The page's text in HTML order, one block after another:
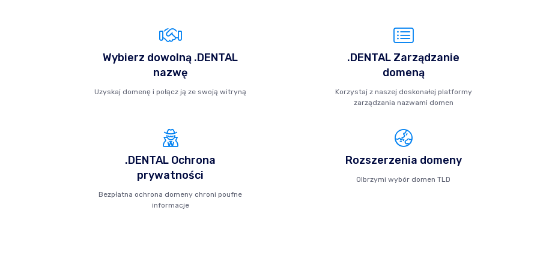
Wybierz dowolną .DENTAL
nazwę
Uzyskaj domenę i połącz ją ze swoją witryną
.DENTAL Zarządzanie
domeną
Korzystaj z naszej doskonałej platformy
zarządzania nazwami domen
.DENTAL Ochrona
prywatności
Bezpłatna ochrona domeny chroni poufne
informacje
Rozszerzenia domeny
Olbrzymi wybór domen TLD